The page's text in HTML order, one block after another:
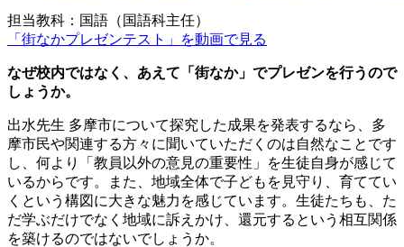
担当教科：国語（国語科主任）
「街なかプレゼンテスト」を動画で見る
なぜ校内ではなく、あえて「街なか」でプレゼンを行うので
しょうか。
出水先生 多摩市について探究した成果を発表するなら、多
摩市民や関連する方々に聞いていただくのは自然なことです
し、何より「教員以外の意見の重要性」を生徒自身が感じて
いるからです。また、地域全体で子どもを見守り、育ててい
くという構図に大きな魅力を感じています。生徒たちも、た
だ学ぶだけでなく地域に訴えかけ、還元するという相互関係
を築けるのではないでしょうか。